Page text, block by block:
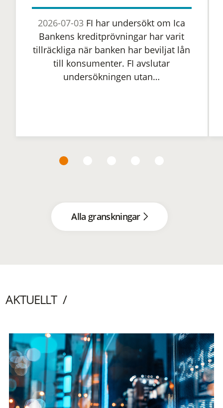
2026-07-03 FI har undersökt om Ica
Bankens kreditprövningar har varit
tillräckliga när banken har beviljat lån
till konsumenter. FI avslutar
undersökningen utan…
Alla granskningar
AKTUELLT